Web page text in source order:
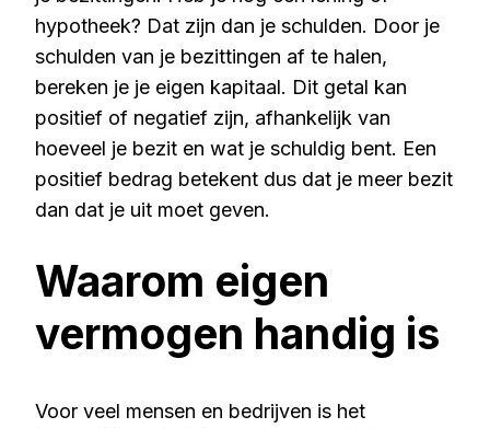
hypotheek? Dat zijn dan je schulden. Door je
schulden van je bezittingen af te halen,
bereken je je eigen kapitaal. Dit getal kan
positief of negatief zijn, afhankelijk van
hoeveel je bezit en wat je schuldig bent. Een
positief bedrag betekent dus dat je meer bezit
dan dat je uit moet geven.
Waarom eigen
vermogen handig is
Voor veel mensen en bedrijven is het